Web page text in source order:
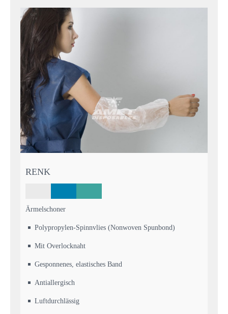
Ärmelschoner
Polypropylen-Spinnvlies (Nonwoven Spunbond)
Mit Overlocknaht
Gesponnenes, elastisches Band
Antiallergisch
Luftdurchlässig
RENK